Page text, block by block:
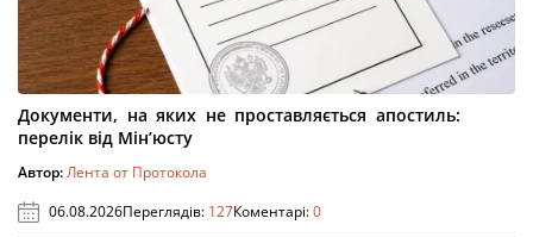
Документи, на яких не проставляється апостиль:
перелік від Мін’юсту
Автор:Лента от Протокола
06.08.2026Переглядів: 127Коментарі:0